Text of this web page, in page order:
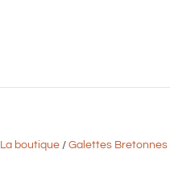
La boutique /Galettes Bretonnes